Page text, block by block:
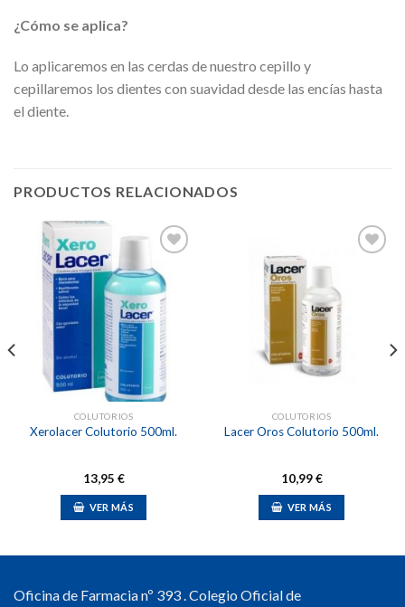
¿Cómo se aplica?
Lo aplicaremos en las cerdas de nuestro cepillo y
cepillaremos los dientes con suavidad desde las encías hasta
el diente.
PRODUCTOS RELACIONADOS
Añadir
a la
lista de
deseos
COLUTORIOS
Xerolacer Colutorio 500ml.
13,95 €
VER MÁS
COLUTORIOS
Lacer Oros Colutorio 500ml.
10,99€
VER MÁS
Oficina de Farmacia nº 393 . Colegio Oficial de